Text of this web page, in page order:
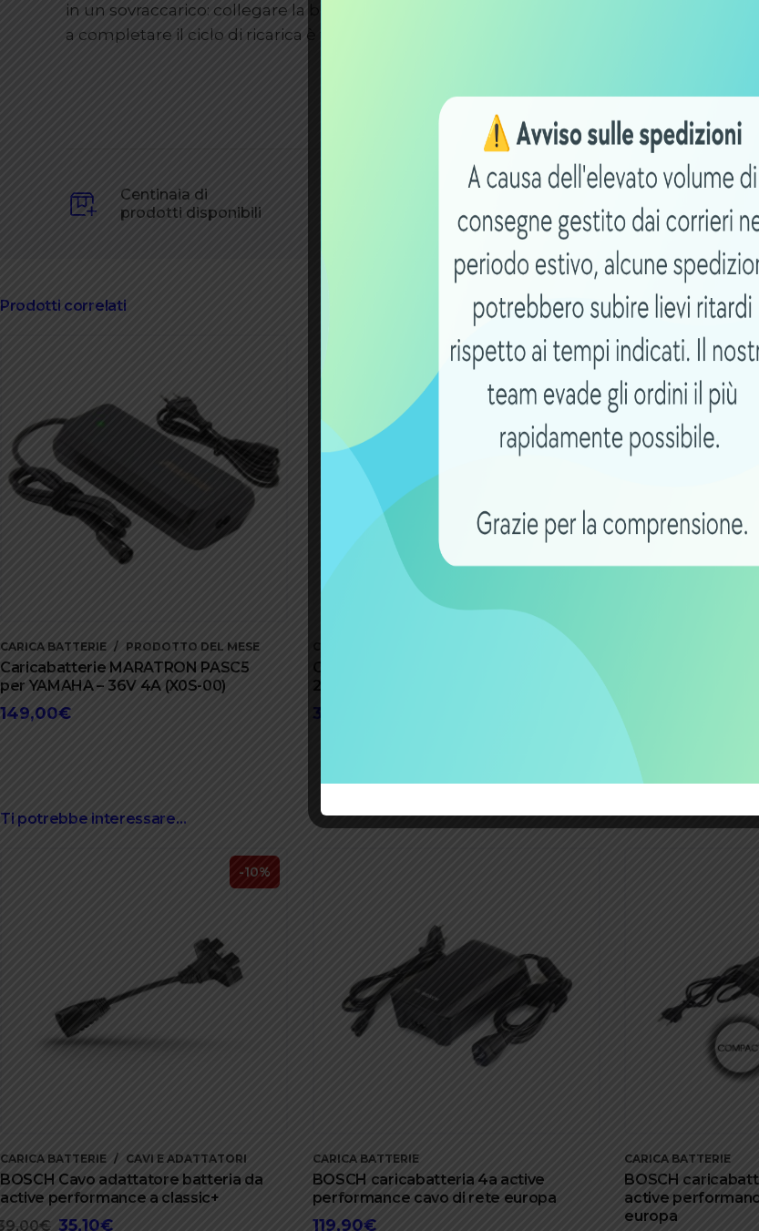
in un sovraccarico: collegare la batteria al caricabatterie solo per il tempo necessario
a completare il ciclo di ricarica è fondamentale per prevenire danni.
Centinaia di
prodotti disponibili
Shop B2B per
offerte aziendali
Spese
Prodotti correlati
CARICA BATTERIE PRODOTTO DEL MESE
Caricabatterie MARATRON PASC5
per YAMAHA – 36V 4A (X0S-00)
149,00€
Caricatore per ebike Li-ion 24V
2,35A
39,00
77,00
Ti potrebbe interessare…
-10%
CARICA BATTERIE CAVI E ADATTATORI
BOSCH Cavo adattatore batteria da
active performance a classic+
€ Il
35,10€
CARICA BATTERIE
BOSCH caricabatteria 4a active
performance cavo di rete europa
119,90€
CARICA BATTERIE
BOSCH
active
europa